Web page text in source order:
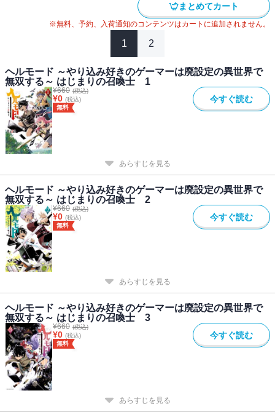
まとめてカート
※無料、予約、入荷通知のコンテンツはカートに追加されません。
1 2
ヘルモード ～やり込み好きのゲーマーは廃設定の異世界で
無双する～ はじまりの召喚士 1
¥660 (税込)
¥0 (税込)
無料
今すぐ読む
あらすじを見る
ヘルモード ～やり込み好きのゲーマーは廃設定の異世界で
無双する～ はじまりの召喚士 2
¥660 (税込)
¥0 (税込)
無料
今すぐ読む
あらすじを見る
ヘルモード ～やり込み好きのゲーマーは廃設定の異世界で
無双する～ はじまりの召喚士 3
¥660 (税込)
¥0 (税込)
無料
今すぐ読む
あらすじを見る